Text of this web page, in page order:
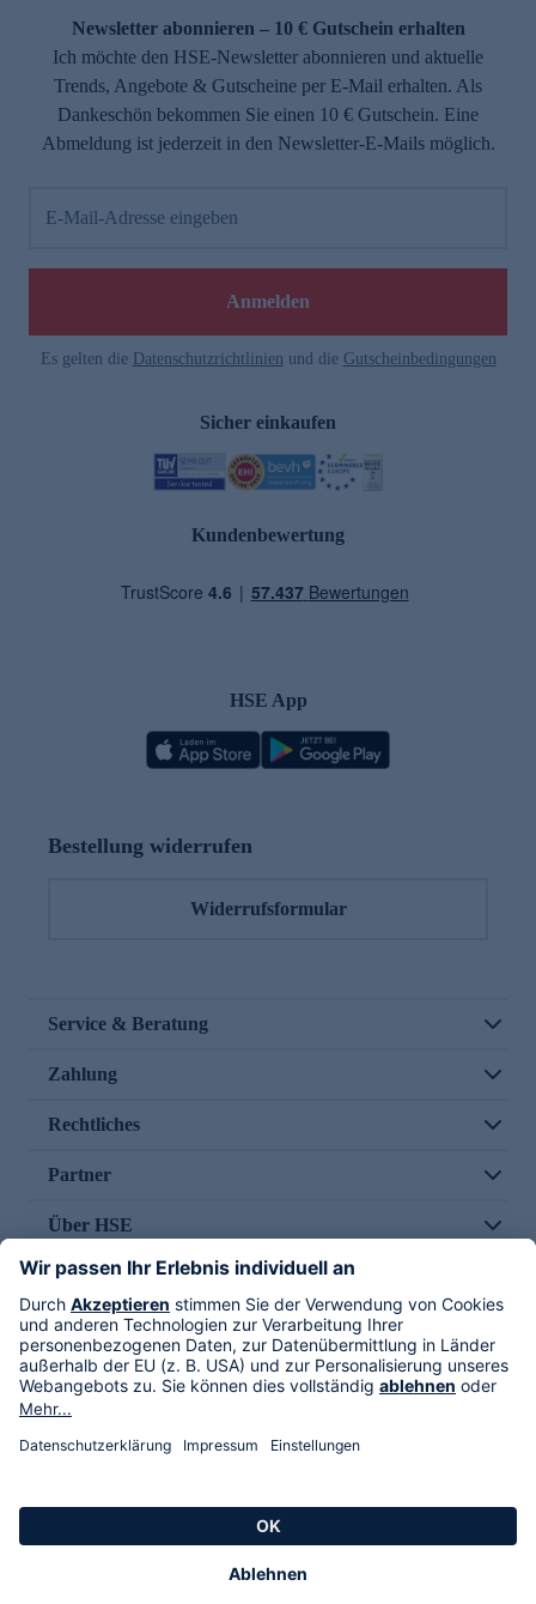
Newsletter abonnieren – 10 € Gutschein erhalten
Ich möchte den HSE-Newsletter abonnieren und aktuelle
Trends, Angebote & Gutscheine per E-Mail erhalten. Als
Dankeschön bekommen Sie einen 10 € Gutschein. Eine
Abmeldung ist jederzeit in den Newsletter-E-Mails möglich.
E-Mail-Adresse eingeben
Anmelden
Es gelten die Datenschutzrichtlinien und die Gutscheinbedingungen
Sicher einkaufen
Kundenbewertung
HSE App
Bestellung widerrufen
Widerrufsformular
Service & Beratung
Zahlung
Rechtliches
Partner
Über HSE
Im TV
HSE International